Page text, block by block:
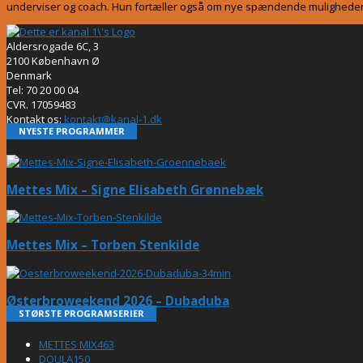
underviser og coach. Hun fortæller også om nye spændende
Aldersrogade 6C, 3
2100 København Ø
Denmark
Tel: 70 20 00 04
CVR. 17059483
Kontakt os: kontakt@kanal-1.dk
NYESTE PROGRAMMER
Mettes Mix – Signe Elisabeth Grønnebæk
Mettes Mix – Torben Stenkilde
Østerbroweekend 2026 – Dubaduba
STØRSTE PROGRAMSERIER
METTES MIX463
DOULA150